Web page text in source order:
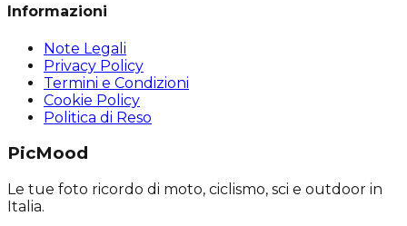
Informazioni
Note Legali
Privacy Policy
Termini e Condizioni
Cookie Policy
Politica di Reso
PicMood
Le tue foto ricordo di moto, ciclismo, sci e outdoor in
Italia.